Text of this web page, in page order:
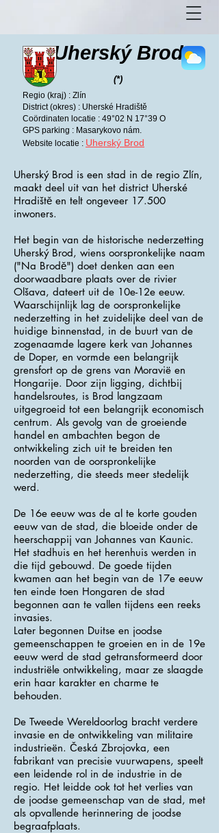
Uherský Brod
(*)
Regio (kraj) : Zlín
District (okres) : Uherské Hradiště
Coördinaten locatie : 49°02 N 17°39 O
GPS parking : Masarykovo nám.
Website locatie : Uherský Brod
Uherský Brod is een stad in de regio Zlín,
maakt deel uit van het district Uherské
Hradiště en telt ongeveer 17.500
inwoners.
Het begin van de historische nederzetting
Uherský Brod, wiens oorspronkelijke naam
("Na Brodě") doet denken aan een
doorwaadbare plaats over de rivier
Olšava, dateert uit de 10e-12e eeuw.
Waarschijnlijk lag de oorspronkelijke
nederzetting in het zuidelijke deel van de
huidige binnenstad, in de buurt van de
zogenaamde lagere kerk van Johannes
de Doper, en vormde een belangrijk
grensfort op de grens van Moravië en
Hongarije. Door zijn ligging, dichtbij
handelsroutes, is Brod langzaam
uitgegroeid tot een belangrijk economisch
centrum. Als gevolg van de groeiende
handel en ambachten begon de
ontwikkeling zich uit te breiden ten
noorden van de oorspronkelijke
nederzetting, die steeds meer stedelijk
werd.
De 16e eeuw was de al te korte gouden
eeuw van de stad, die bloeide onder de
heerschappij van Johannes van Kaunic.
Het stadhuis en het herenhuis werden in
die tijd gebouwd. De goede tijden
kwamen aan het begin van de 17e eeuw
ten einde toen Hongaren de stad
begonnen aan te vallen tijdens een reeks
invasies.
Later begonnen Duitse en joodse
gemeenschappen te groeien en in de 19e
eeuw werd de stad getransformeerd door
industriële ontwikkeling, maar ze slaagde
erin haar karakter en charme te
behouden.
De Tweede Wereldoorlog bracht verdere
invasie en de ontwikkeling van militaire
industrieën. Česká Zbrojovka, een
fabrikant van precisie vuurwapens, speelt
een leidende rol in de industrie in de
regio. Het leidde ook tot het verlies van
de joodse gemeenschap van de stad, met
als opvallende herinnering de joodse
begraafplaats.